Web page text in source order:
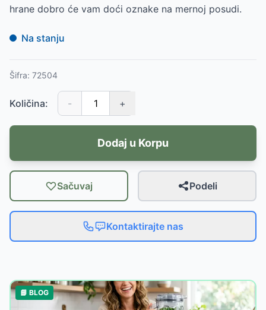
hrane dobro će vam doći oznake na mernoj posudi.
Na stanju
Šifra: 72504
Količina: - +
Dodaj u Korpu
Sačuvaj Podeli
Kontaktirajte nas
📘 BLOG